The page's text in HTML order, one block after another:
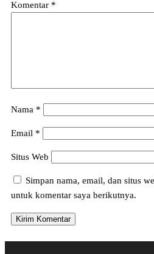
Komentar *
Nama *
Email *
Situs Web
Simpan nama, email, dan situs
untuk komentar saya berikutnya.